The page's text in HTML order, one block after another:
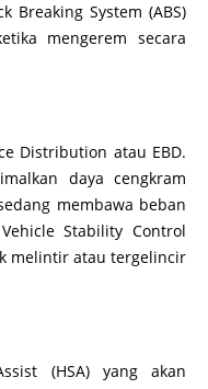
Breaking System (ABS)
mengerem secara
Distribution atau EBD.
daya cengkram
membawa beban
Stability Control
melintir atau tergelincir
(HSA) yang akan